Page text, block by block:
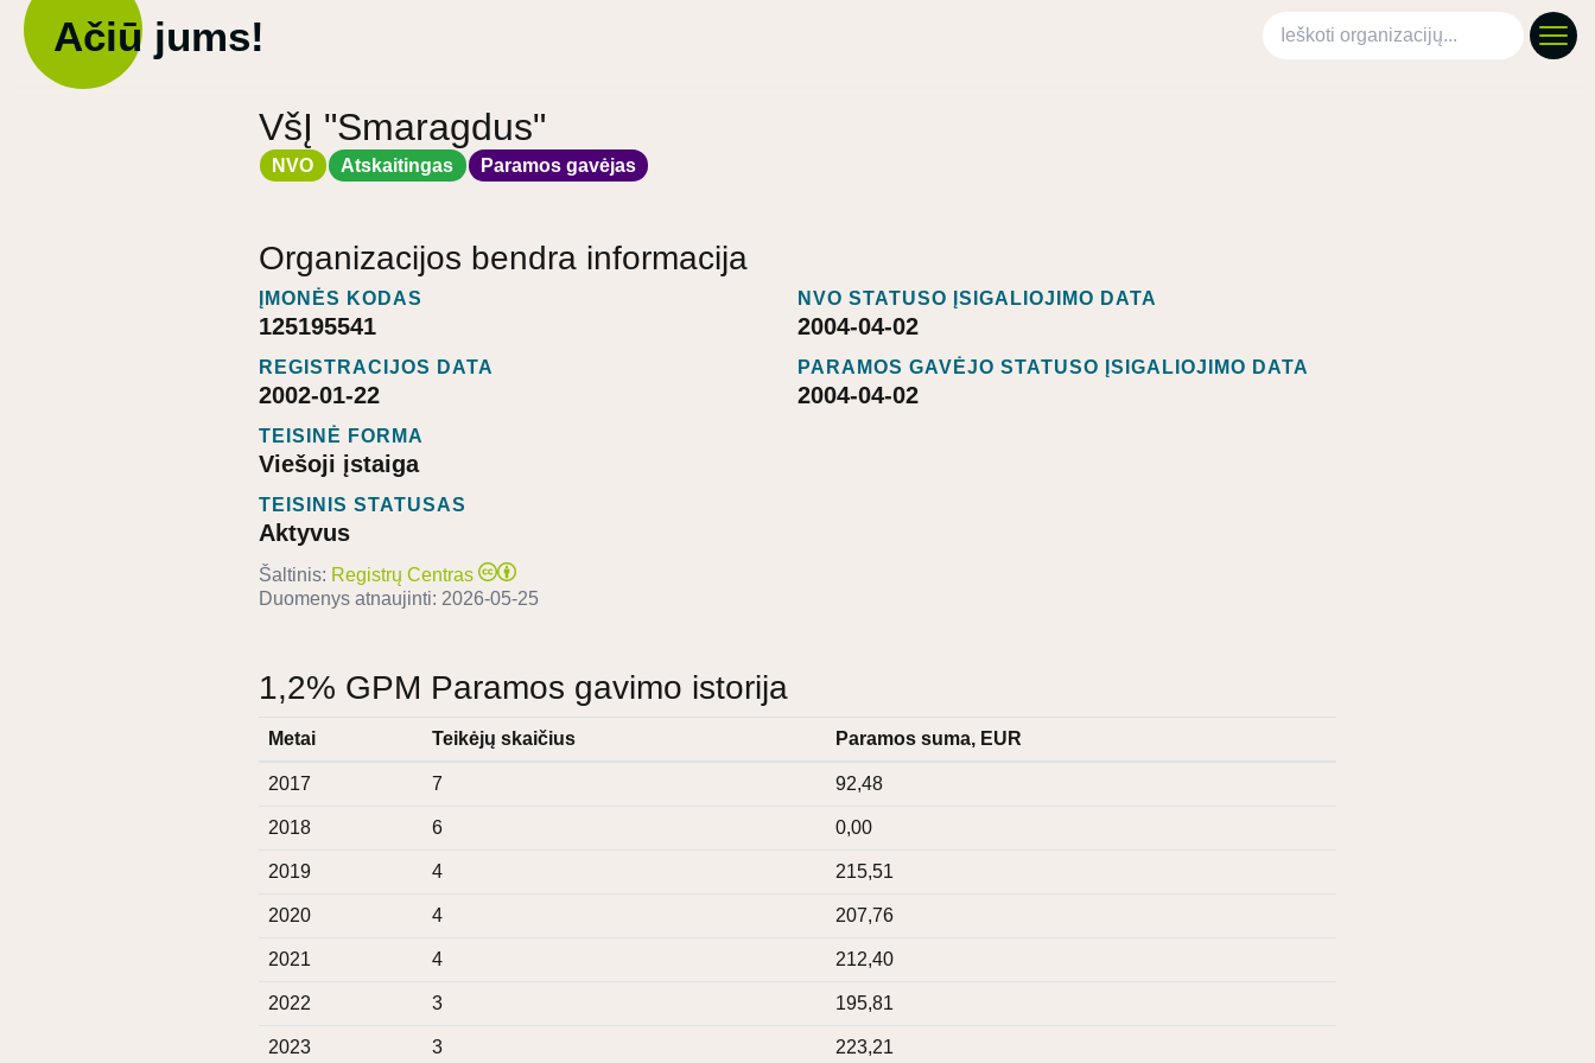
Ačiū jums! Ieškoti organizacijų
VšĮ "Smaragdus"
NVO Atskaitingas Paramos gavėjas
Organizacijos bendra informacija
ĮMONĖS KODAS
125195541
REGISTRACIJOS DATA
2002-01-22
TEISINĖ FORMA
Viešoji įstaiga
TEISINIS STATUSAS
Aktyvus
NVO STATUSO ĮSIGALIOJIMO DATA
2004-04-02
PARAMOS GAVĖJO STATUSO ĮSIGALIOJIMO DATA
2004-04-02
Šaltinis: Registrų Centras
Duomenys atnaujinti: 2026-05-25
1,2% GPM Paramos gavimo istorija
Metai Teikėjų skaičius Paramos suma, EUR
2017 7 92,48
2018 6 0,00
2019 4 215,51
2020 4 207,76
2021 4 212,40
2022 3 195,81
2023 3 223,21